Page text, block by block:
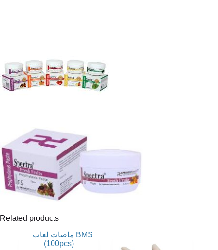
Related products